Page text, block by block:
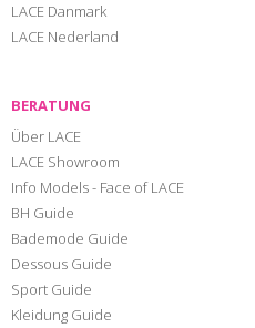
LACE Danmark
LACE Nederland
BERATUNG
Über LACE
LACE Showroom
Info Models - Face of LACE
BH Guide
Bademode Guide
Dessous Guide
Sport Guide
Kleidung Guide